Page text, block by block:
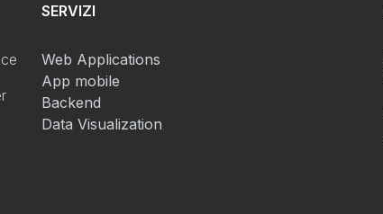
SERVIZI
Web Applications
App mobile
Backend
Data Visualization